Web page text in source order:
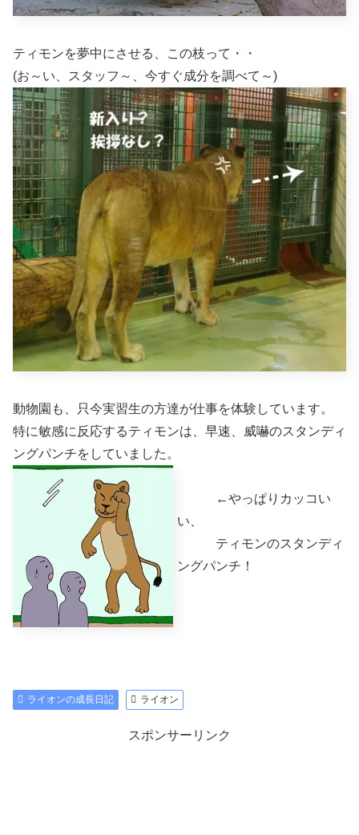
ティモンを夢中にさせる、この枝って・・
(お～い、スタッフ～、今すぐ成分を調べて～)
動物園も、只今実習生の方達が仕事を体験しています。
特に敏感に反応するティモンは、早速、威嚇のスタンディ
ングパンチをしていました。
←やっぱりカッコい
い、
ティモンのスタンディ
ングパンチ！
ライオンの成長日記 ライオン
スポンサーリンク